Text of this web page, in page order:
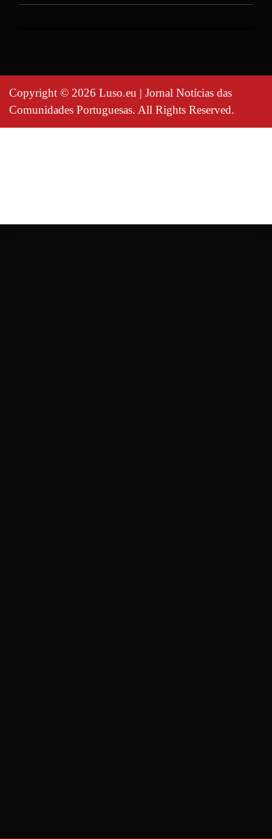
Copyright © 2026 Luso.eu | Jornal Notícias das
Comunidades Portuguesas. All Rights Reserved.